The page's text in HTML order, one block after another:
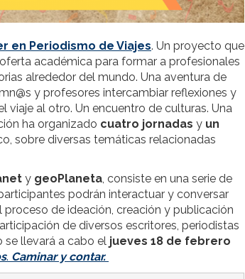
en Periodismo de Viajes. Un proyecto que
académica para formar a profesionales
alrededor del mundo. Una aventura de
y profesores intercambiar reflexiones y
viaje al otro. Un encuentro de culturas. Una
ha organizado cuatro jornadas y un
sobre diversas temáticas relacionadas
y geoPlaneta, consiste en una serie de
podrán interactuar y conversar
de ideación, creación y publicación
de diversos escritores, periodistas
se llevará a cabo el jueves 18 de febrero
. Caminar y contar.